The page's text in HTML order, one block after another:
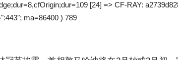
[24] => CF-RAY:
ma=86400 ) 789